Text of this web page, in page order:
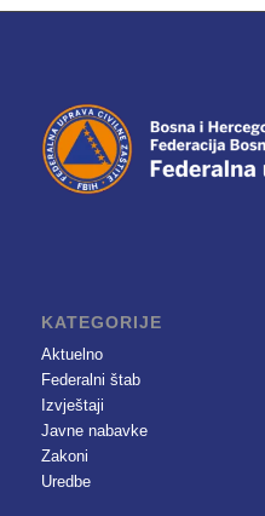
KATEGORIJE
Aktuelno
Federalni štab
Izvještaji
Javne nabavke
Zakoni
Uredbe